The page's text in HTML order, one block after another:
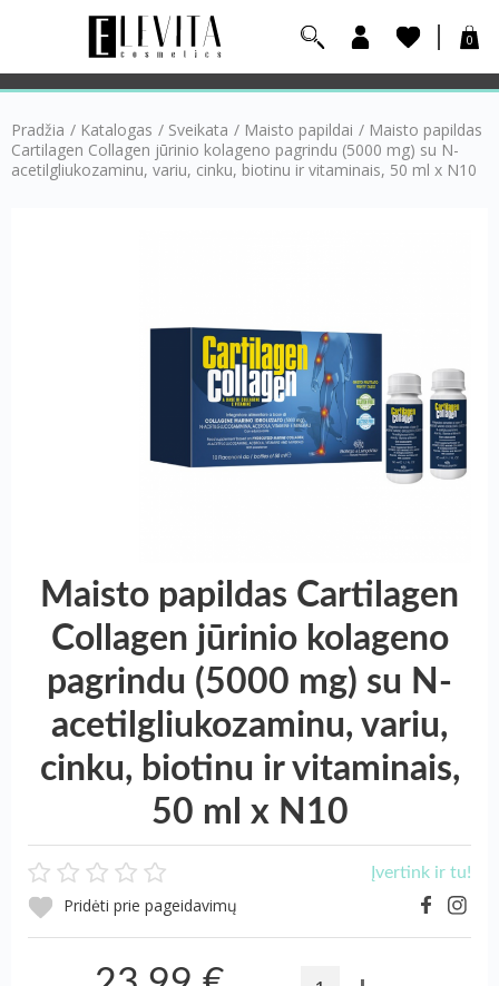
0
Pradžia / Katalogas / Sveikata / Maisto papildai / Maisto papildas
Cartilagen Collagen jūrinio kolageno pagrindu (5000 mg) su N-
acetilgliukozaminu, variu, cinku, biotinu ir vitaminais, 50 ml x N10
Maisto papildas Cartilagen
Collagen jūrinio kolageno
pagrindu (5000 mg) su N-
acetilgliukozaminu, variu,
cinku, biotinu ir vitaminais,
50 ml x N10
Įvertink ir tu!
Pridėti prie pageidavimų